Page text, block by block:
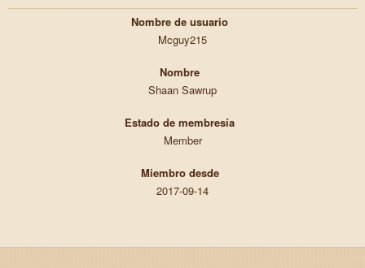
Nombre de usuario
Mcguy215
Nombre
Shaan Sawrup
Estado de membresía
Member
Miembro desde
2017-09-14